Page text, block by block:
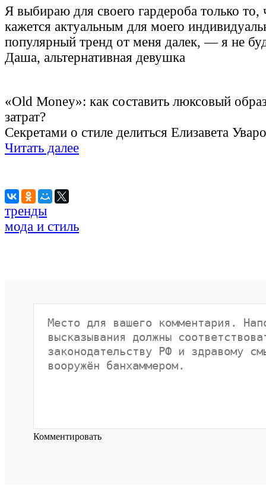
Я выбираю для своего гардероба только то,
кажется актуальным для моего
популярный тренд от меня далек, — я не
Даша, альтернативная девушка
«Old Money»: как составить люксовый
затрат?
Секретами о стиле делиться Елизавета
Читать далее
тренды
мода и стиль
Комментировать